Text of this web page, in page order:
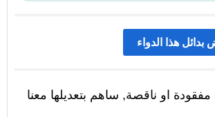
هذا الدواء
مفقودة او ناقصة, ساهم بتعديلها معنا